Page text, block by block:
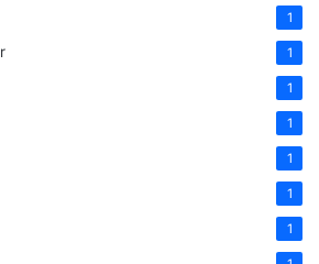
1
1
1
1
1
1
1